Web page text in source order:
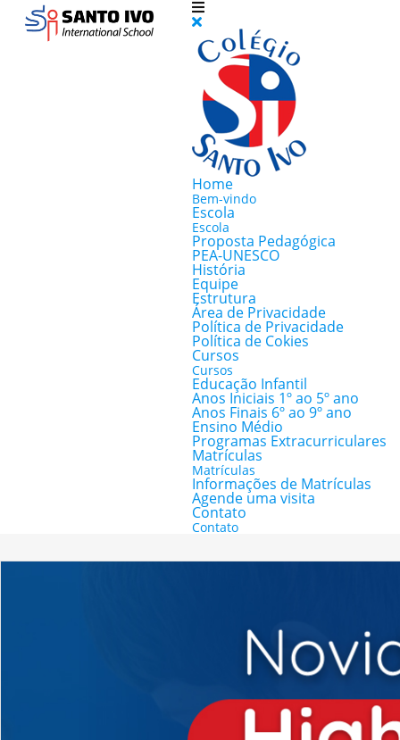
Home
Bem-vindo
Escola
Escola
Proposta Pedagógica
PEA-UNESCO
História
Equipe
Estrutura
Área de Privacidade
Política de Privacidade
Política de Cokies
Cursos
Cursos
Educação Infantil
Anos Iniciais 1º ao 5º ano
Anos Finais 6º ao 9º ano
Ensino Médio
Programas Extracurriculares
Matrículas
Matrículas
Informações de Matrículas
Agende uma visita
Contato
Contato